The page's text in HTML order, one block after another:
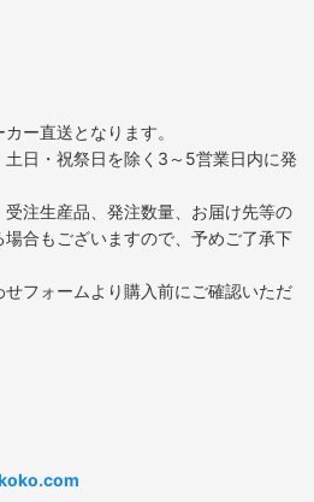
ー直送となります。
日・祝祭日を除く3～5営業日内に発
注生産品、発注数量、お届け先等の
合もございますので、予めご了承下
フォームより購入前にご確認いただ